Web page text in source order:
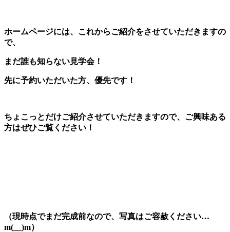
ホームページには、これからご紹介をさせていただきますの
で、
まだ誰も知らない見学会！
先に予約いただいた方、優先です！
ちょこっとだけご紹介させていただきますので、ご興味ある
方はぜひご覧ください！
（現時点でまだ完成前なので、写真はご容赦ください…
m(__)m）